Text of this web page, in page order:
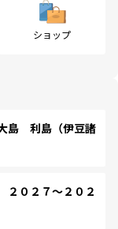
ショップ
島 利島（伊豆諸
０２７～２０２